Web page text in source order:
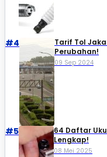
#4
Tarif Tol
Perubahan!
09 Sep 2024
#5
64 Daftar
Lengkap!
08 Mei 2025